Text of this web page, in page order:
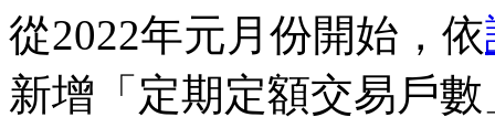
從2022年元月份開始，依
新增「定期定額交易戶